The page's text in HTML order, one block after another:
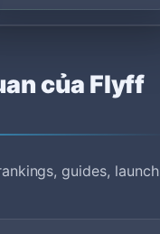
của Flyff
guides, launch